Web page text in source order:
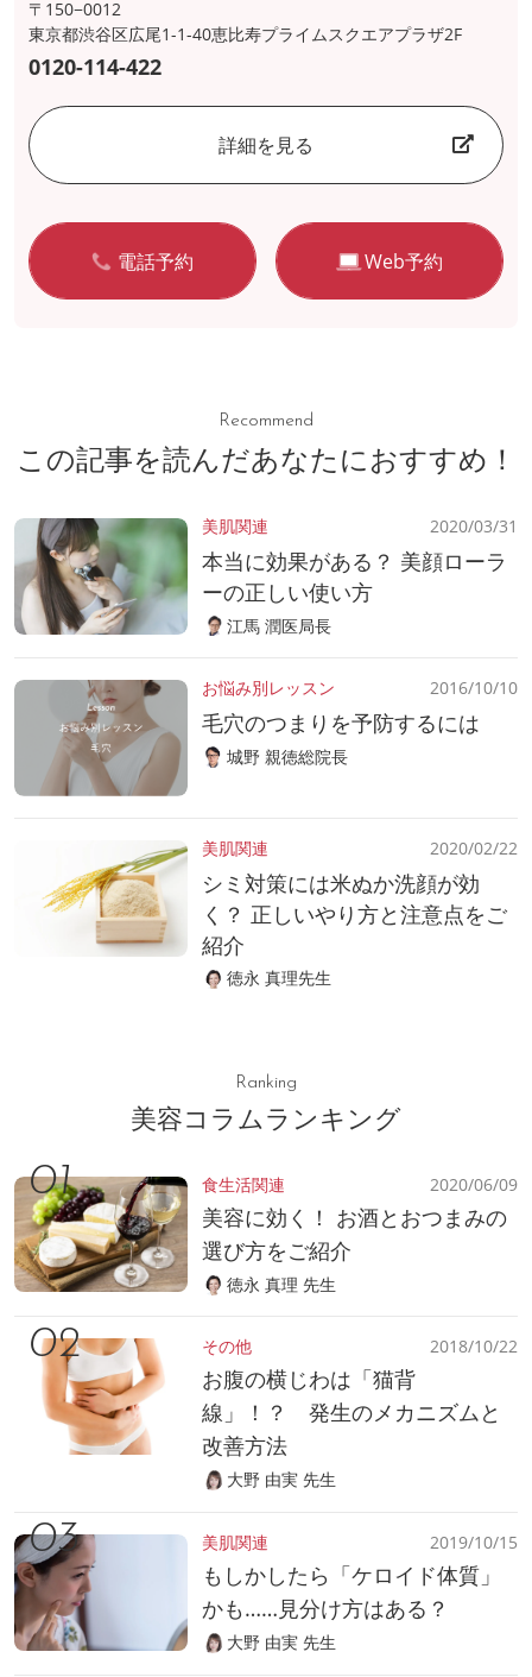
〒150−0012
東京都渋谷区広尾1-1-40恵比寿プライムスクエアプラザ2F
0120-114-422
詳細を見る
電話予約 Web予約
Recommend
この記事を読んだあなたにおすすめ！
美肌関連 2020/03/31
本当に効果がある？ 美顔ローラ
ーの正しい使い方
江馬 潤医局長
お悩み別レッスン 2016/10/10
毛穴のつまりを予防するには
城野 親徳総院長
美肌関連 2020/02/22
シミ対策には米ぬか洗顔が効
く？ 正しいやり方と注意点をご
紹介
徳永 真理先生
Ranking
美容コラムランキング
食生活関連 2020/06/09
美容に効く！ お酒とおつまみの
選び方をご紹介
徳永 真理 先生
その他 2018/10/22
お腹の横じわは「猫背
線」！？ 発生のメカニズムと
改善方法
大野 由実 先生
美肌関連 2019/10/15
もしかしたら「ケロイド体質」
かも……見分け方はある？
大野 由実 先生